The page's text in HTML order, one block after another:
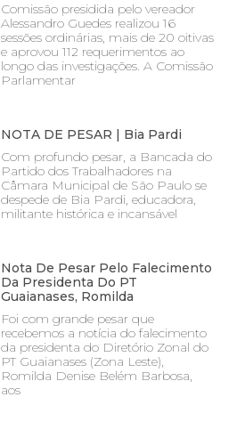
Comissão presidida pelo vereador
Alessandro Guedes realizou 16
sessões ordinárias, mais de 20 oitivas
e aprovou 112 requerimentos ao
longo das investigações. A Comissão
Parlamentar
NOTA DE PESAR | Bia Pardi
Com profundo pesar, a Bancada do
Partido dos Trabalhadores na
Câmara Municipal de São Paulo se
despede de Bia Pardi, educadora,
militante histórica e incansável
Nota De Pesar Pelo Falecimento
Da Presidenta Do PT
Guaianases, Romilda
Foi com grande pesar que
recebemos a notícia do falecimento
da presidenta do Diretório Zonal do
PT Guaianases (Zona Leste),
Romilda Denise Belém Barbosa,
aos